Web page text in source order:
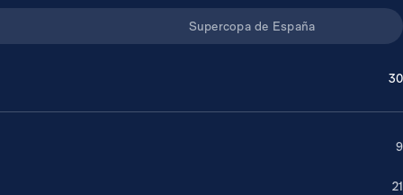
Supercopa de España
30
9
21